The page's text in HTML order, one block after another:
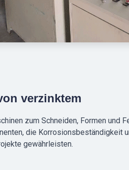
verzinktem
zum Schneiden, Formen und
die Korrosionsbeständigkeit
gewährleisten.